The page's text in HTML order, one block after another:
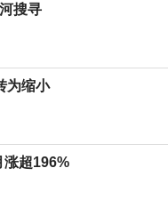
搜寻
为缩小
涨超196%